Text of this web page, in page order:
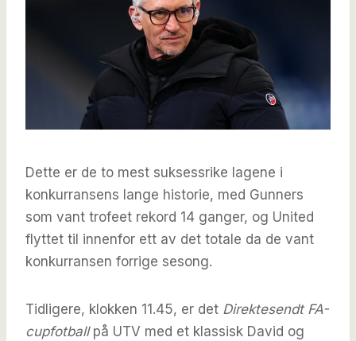
Dette er de to mest suksessrike lagene i
konkurransens lange historie, med Gunners
som vant trofeet rekord 14 ganger, og United
flyttet til innenfor ett av det totale da de vant
konkurransen forrige sesong.
Tidligere, klokken 11.45, er det Direktesendt FA-
cupfotball på UTV med et klassisk David og